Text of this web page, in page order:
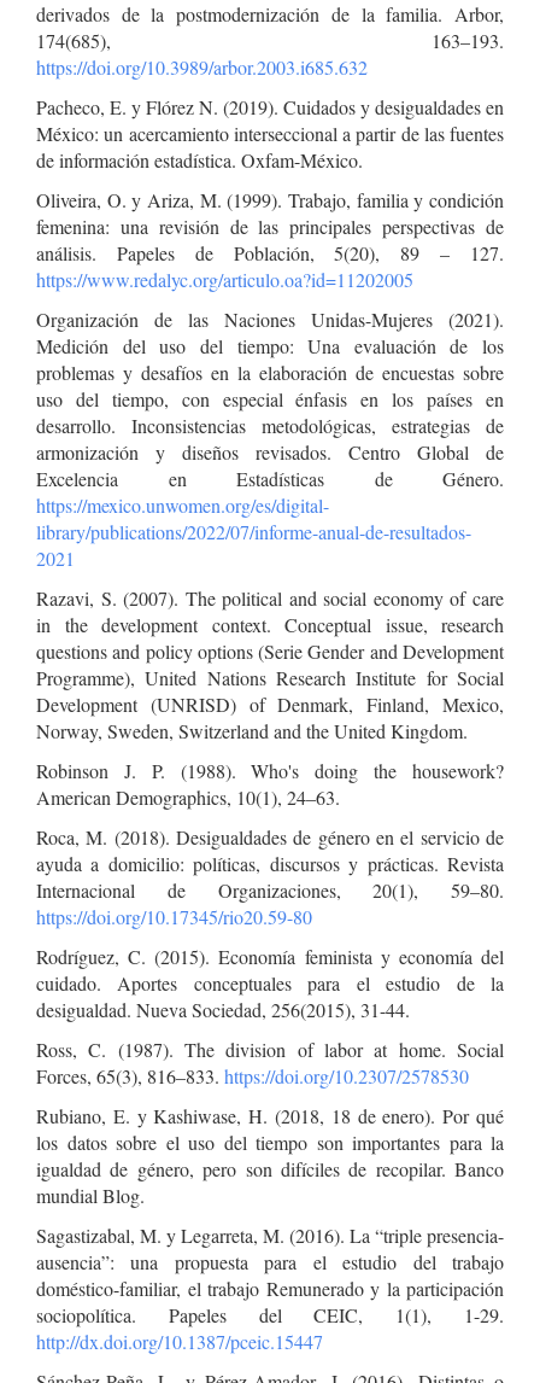
derivados de la postmodernización de la familia. Arbor,
174(685), 163–193.
https://doi.org/10.3989/arbor.2003.i685.632
Pacheco, E. y Flórez N. (2019). Cuidados y desigualdades en
México: un acercamiento interseccional a partir de las fuentes
de información estadística. Oxfam-México.
Oliveira, O. y Ariza, M. (1999). Trabajo, familia y condición
femenina: una revisión de las principales perspectivas de
análisis. Papeles de Población, 5(20), 89 – 127.
https://www.redalyc.org/articulo.oa?id=11202005
Organización de las Naciones Unidas-Mujeres (2021).
Medición del uso del tiempo: Una evaluación de los
problemas y desafíos en la elaboración de encuestas sobre
uso del tiempo, con especial énfasis en los países en
desarrollo. Inconsistencias metodológicas, estrategias de
armonización y diseños revisados. Centro Global de
Excelencia en Estadísticas de Género.
https://mexico.unwomen.org/es/digital-
library/publications/2022/07/informe-anual-de-resultados-
2021
Razavi, S. (2007). The political and social economy of care
in the development context. Conceptual issue, research
questions and policy options (Serie Gender and Development
Programme), United Nations Research Institute for Social
Development (UNRISD) of Denmark, Finland, Mexico,
Norway, Sweden, Switzerland and the United Kingdom.
Robinson J. P. (1988). Who's doing the housework?
American Demographics, 10(1), 24–63.
Roca, M. (2018). Desigualdades de género en el servicio de
ayuda a domicilio: políticas, discursos y prácticas. Revista
Internacional de Organizaciones, 20(1), 59–80.
https://doi.org/10.17345/rio20.59-80
Rodríguez, C. (2015). Economía feminista y economía del
cuidado. Aportes conceptuales para el estudio de la
desigualdad. Nueva Sociedad, 256(2015), 31-44.
Ross, C. (1987). The division of labor at home. Social
Forces, 65(3), 816–833. https://doi.org/10.2307/2578530
Rubiano, E. y Kashiwase, H. (2018, 18 de enero). Por qué
los datos sobre el uso del tiempo son importantes para la
igualdad de género, pero son difíciles de recopilar. Banco
mundial Blog.
Sagastizabal, M. y Legarreta, M. (2016). La “triple presencia-
ausencia”: una propuesta para el estudio del trabajo
doméstico-familiar, el trabajo Remunerado y la participación
sociopolítica. Papeles del CEIC, 1(1), 1-29.
http://dx.doi.org/10.1387/pceic.15447